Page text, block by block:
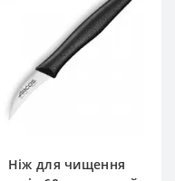
Ніж для чищення